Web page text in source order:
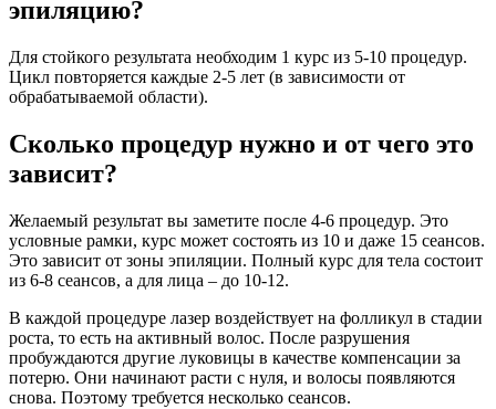
эпиляцию?
Для стойкого результата необходим 1 курс из 5-10 процедур.
Цикл повторяется каждые 2-5 лет (в зависимости от
обрабатываемой области).
Сколько процедур нужно и от чего это
зависит?
Желаемый результат вы заметите после 4-6 процедур. Это
условные рамки, курс может состоять из 10 и даже 15 сеансов.
Это зависит от зоны эпиляции. Полный курс для тела состоит
из 6-8 сеансов, а для лица – до 10-12.
В каждой процедуре лазер воздействует на фолликул в стадии
роста, то есть на активный волос. После разрушения
пробуждаются другие луковицы в качестве компенсации за
потерю. Они начинают расти с нуля, и волосы появляются
снова. Поэтому требуется несколько сеансов.